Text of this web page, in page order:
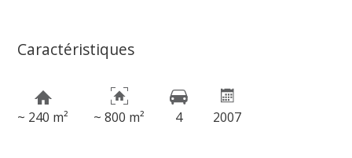
Caractéristiques
~ 240 m² ~ 800 m² 4 2007